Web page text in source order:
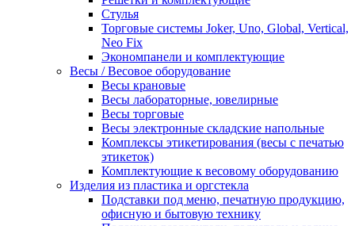
Стулья
Торговые системы Joker, Uno, Global, Vertical,
Neo Fix
Экономпанели и комплектующие
Весы / Весовое оборудование
Весы крановые
Весы лабораторные, ювелирные
Весы торговые
Весы электронные складские напольные
Комплексы этикетирования (весы с печатью
этикеток)
Комплектующие к весовому оборудованию
Изделия из пластика и оргстекла
Подставки под меню, печатную продукцию,
офисную и бытовую технику